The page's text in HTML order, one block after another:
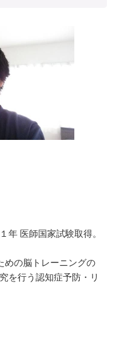
年 医師国家試験取得。
めの脳トレーニングの
を行う認知症予防・リ